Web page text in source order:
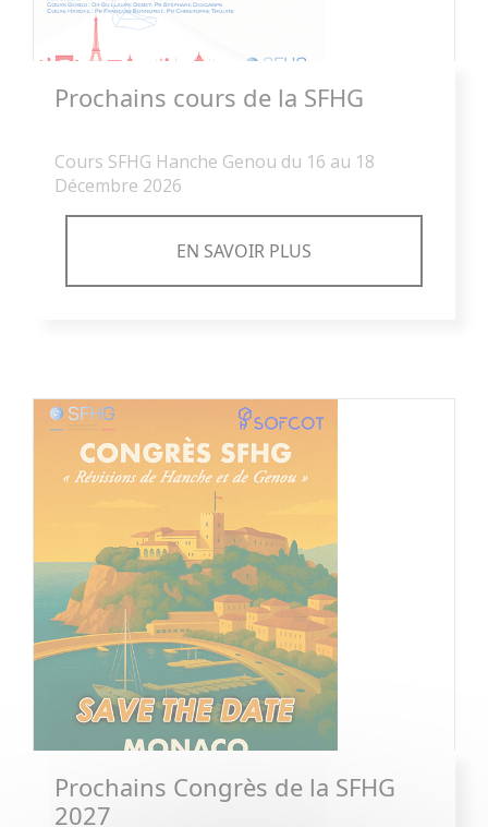
Prochains cours de la SFHG
Cours SFHG Hanche Genou du 16 au 18
Décembre 2026
EN SAVOIR PLUS
Prochains Congrès de la SFHG
2027